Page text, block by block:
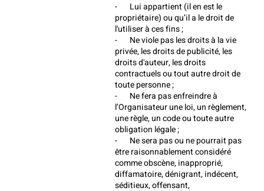
-       Lui appartient (il en est le
propriétaire) ou qu’il a le droit de
l'utiliser à ces fins ;
-       Ne viole pas les droits à la vie
privée, les droits de publicité, les
droits d'auteur, les droits
contractuels ou tout autre droit de
toute personne ;
-       Ne fera pas enfreindre à
l’Organisateur une loi, un règlement,
une règle, un code ou toute autre
obligation légale ;
-       Ne sera pas ou ne pourrait pas
être raisonnablement considéré
comme obscène, inapproprié,
diffamatoire, dénigrant, indécent,
séditieux, offensant,